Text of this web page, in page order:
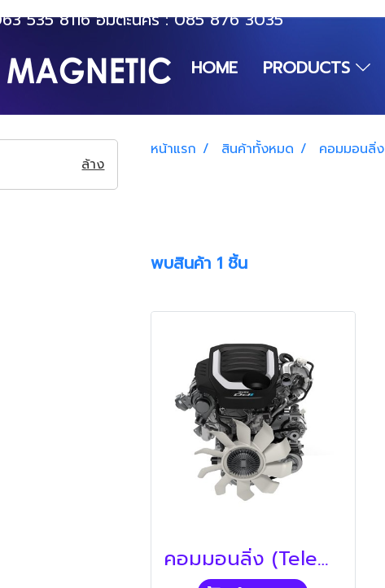
535 8116อมตะนคร :085 876 3035
HOME
PRODUCTS
หน้าแรก สินค้าทั้งหมด คอมมอนลิ่ง
พบสินค้า 1 ชิ้น
คอมมอนลิ่ง (Telemecanique)
ล้าง